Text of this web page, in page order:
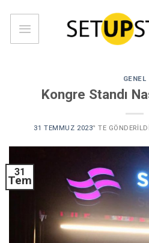
GENEL
Kongre Standı
31 TEMMUZ 2023’' TE GÖNDERILDI
31
Tem